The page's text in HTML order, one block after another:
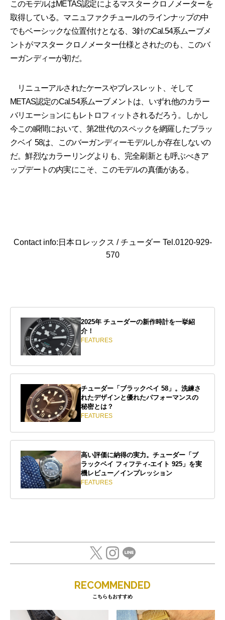
このモデルはMETAS認定によるマスター クロノメーターを
取得している。マニュファクチュールのラインナップの中
でもベーシックな位置付けとなる、3針のCal.54系ムーブメ
ントがマスター クロノメーター仕様とされたのも、このバ
ーガンディーが初だ。
リニューアルされたケースやブレスレット、そして
METAS認定のCal.54系ムーブメントは、いずれ他のカラー
バリエーションにもレトロフィットされるだろう。しかし
今この瞬間において、第2世代のスペックを網羅したブラッ
クベイ 58は、このバーガンディーモデルしか存在しないの
だ。鮮烈なカラーリングよりも、完全刷新とも呼ぶべきア
ップデートの内実にこそ、このモデルの真価がある。
Contact info:日本ロレックス / チューダー Tel.0120-929-
570
2025年 チューダーの新作時計を一挙紹
介！
FEATURES
チューダー「ブラックベイ 58」。洗練さ
れたデザインと優れたパフォーマンスの
秘密とは？
FEATURES
高い評価に納得の実力。チューダー「ブ
ラックベイ フィフティ-エイト 925」を実
機レビュー／インプレッション
FEATURES
RECOMMENDED
こちらもおすすめ